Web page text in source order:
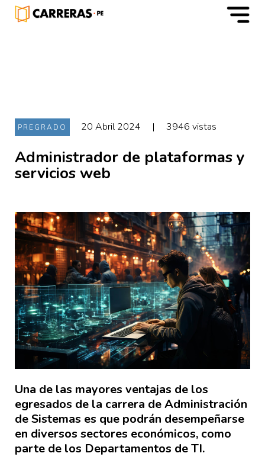
m
PREGRADO 20 Abril 2024 | 3946 vistas
Administrador de plataformas y
servicios web
Una de las mayores ventajas de los
egresados de la carrera de Administración
de Sistemas es que podrán desempeñarse
en diversos sectores económicos, como
parte de los Departamentos de TI.